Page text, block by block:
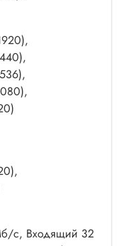
с, Входящий 32